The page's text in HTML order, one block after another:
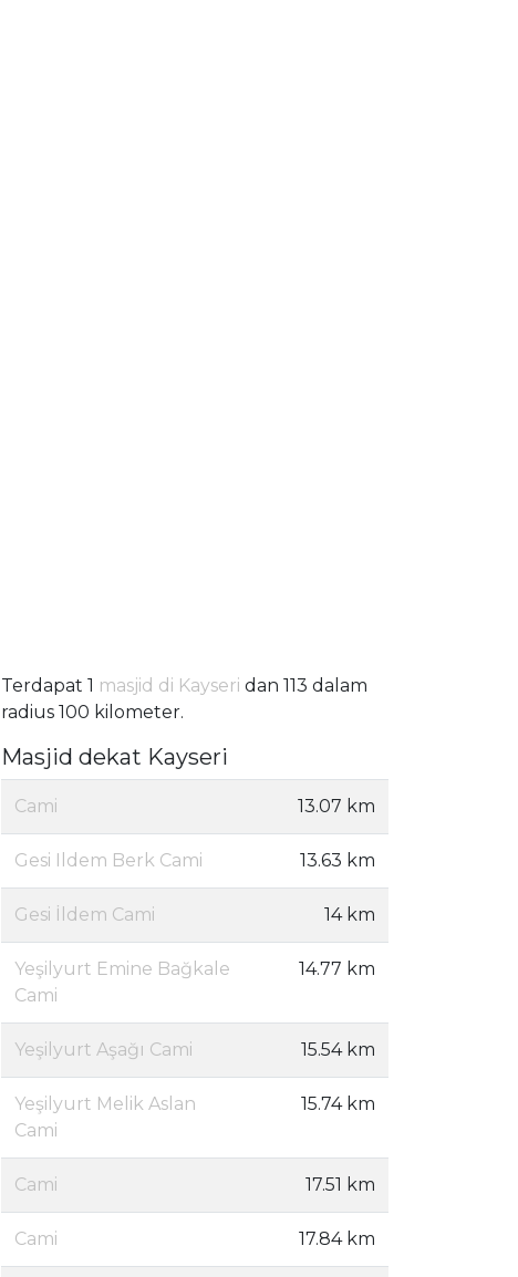
Terdapat 1 masjid di Kayseri dan 113 dalam
radius 100 kilometer.
Masjid dekat Kayseri
Cami 13.07 km
Gesi Ildem Berk Cami 13.63 km
Gesi İldem Cami 14 km
Yeşilyurt Emine Bağkale
Cami
14.77 km
Yeşilyurt Aşağı Cami 15.54 km
Yeşilyurt Melik Aslan
Cami
15.74 km
Cami 17.51 km
Cami 17.84 km